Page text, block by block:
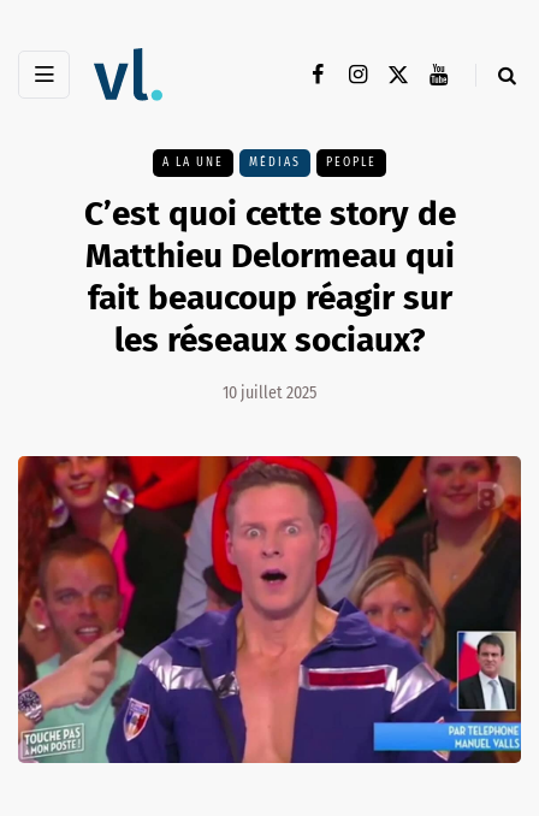
A LA UNE MÉDIAS PEOPLE
C’est quoi cette story de
Matthieu Delormeau qui
fait beaucoup réagir sur
les réseaux sociaux?
10 juillet 2025